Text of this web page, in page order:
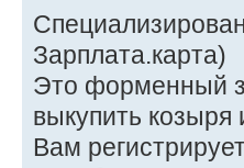
Зарплата.карта)
Это форменный
выкупить
Вам